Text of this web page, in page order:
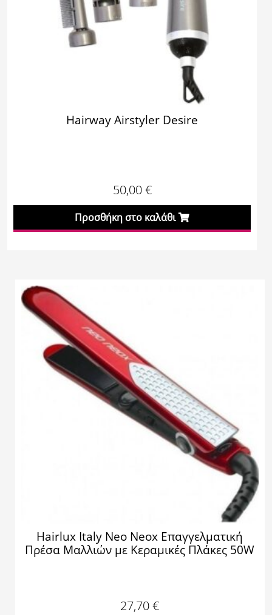
Hairway Airstyler Desire
50,00€
Προσθήκη στο καλάθι
Hairlux Italy Neo Neox Επαγγελματική
Πρέσα Μαλλιών με Κεραμικές Πλάκες 50W
27,70€